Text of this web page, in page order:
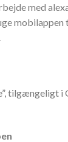
med
mobilappen
tilgængeligt i